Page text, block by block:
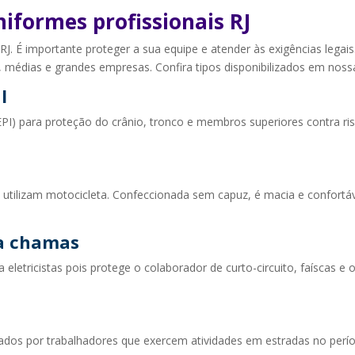
profissionais RJ
É importante proteger a sua equipe e atender às exigências
e grandes empresas. Confira tipos disponibilizados em
para proteção do crânio, tronco e membros superiores contra
motocicleta. Confeccionada sem capuz, é macia e
chamas
eletricistas pois protege o colaborador de curto-circuito, faíscas e
por trabalhadores que exercem atividades em estradas no